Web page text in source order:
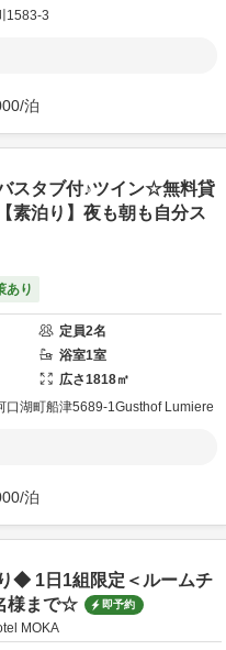
1583-3
/泊
スタブ付♪ツイン☆無料貸
素泊り】夜も朝も自分ス
あり
定員2名
浴室1室
広さ1818㎡
口湖町船津5689-1Gusthof Lumiere
/泊
◆ 1日1組限定＜ルームチ
様まで☆
即予約
MOKA